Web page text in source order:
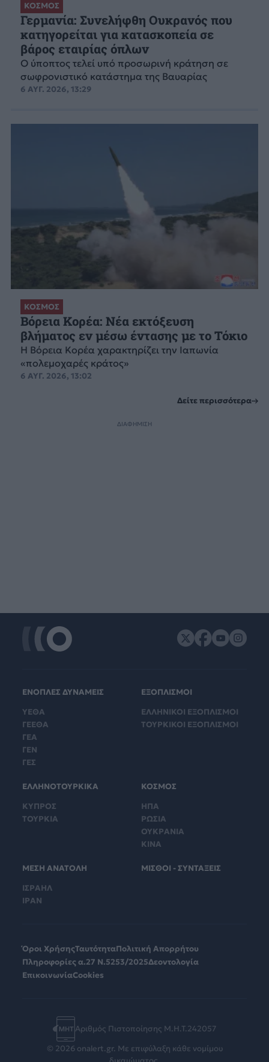
ΚΟΣΜΟΣ
Γερμανία: Συνελήφθη Ουκρανός που
κατηγορείται για κατασκοπεία σε
βάρος εταιρίας όπλων
Ο ύποπτος τελεί υπό προσωρινή κράτηση σε
σωφρονιστικό κατάστημα της Βαυαρίας
6 ΑΥΓ. 2026, 13:29
ΚΟΣΜΟΣ
Βόρεια Κορέα: Νέα εκτόξευση
βλήματος εν μέσω έντασης με το Τόκιο
Η Βόρεια Κορέα χαρακτηρίζει την Ιαπωνία
«πολεμοχαρές κράτος»
6 ΑΥΓ. 2026, 13:02
Δείτε περισσότερα
ΔΙΑΦΗΜΙΣΗ
ΕΝΟΠΛΕΣ ΔΥΝΑΜΕΙΣ
ΥΕΘΑ
ΓΕΕΘΑ
ΓΕΑ
ΓΕΝ
ΓΕΣ
ΕΞΟΠΛΙΣΜΟΙ
ΕΛΛΗΝΙΚΟΙ ΕΞΟΠΛΙΣΜΟΙ
ΤΟΥΡΚΙΚΟΙ ΕΞΟΠΛΙΣΜΟΙ
ΕΛΛΗΝΟΤΟΥΡΚΙΚΑ
ΚΥΠΡΟΣ
ΤΟΥΡΚΙΑ
ΚΟΣΜΟΣ
ΗΠΑ
ΡΩΣΙΑ
ΟΥΚΡΑΝΙΑ
ΚΙΝΑ
ΜΕΣΗ ΑΝΑΤΟΛΗ
ΙΣΡΑΗΛ
ΙΡΑΝ
ΜΙΣΘΟΙ - ΣΥΝΤΑΞΕΙΣ
Όροι ΧρήσηςΤαυτότηταΠολιτική Απορρήτου
Πληροφορίες α.27 Ν.5253/2025Δεοντολογία
ΕπικοινωνίαCookies
Αριθμός Πιστοποίησης Μ.Η.Τ.242057
© 2026 onalert.gr. Με επιφύλαξη κάθε νομίμου